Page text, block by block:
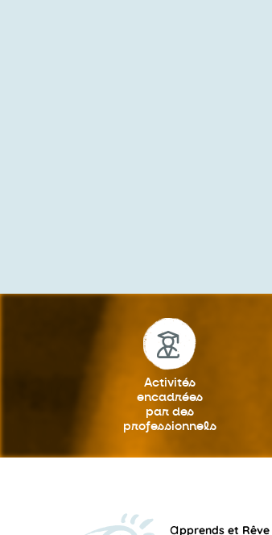
Activités
encadrées
par des
professionnels
apprends et Rêve